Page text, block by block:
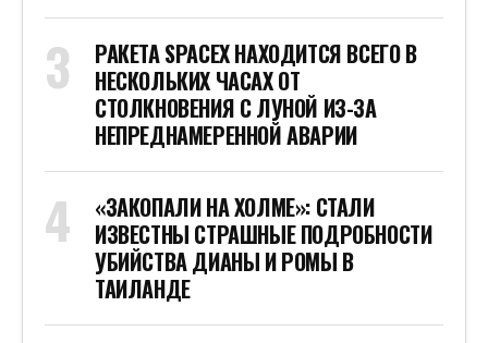
РАКЕТА SPACEX НАХОДИТСЯ ВСЕГО В
НЕСКОЛЬКИХ ЧАСАХ ОТ
СТОЛКНОВЕНИЯ С ЛУНОЙ ИЗ-ЗА
НЕПРЕДНАМЕРЕННОЙ АВАРИИ
«ЗАКОПАЛИ НА ХОЛМЕ»: СТАЛИ
ИЗВЕСТНЫ СТРАШНЫЕ ПОДРОБНОСТИ
УБИЙСТВА ДИАНЫ И РОМЫ В
ТАИЛАНДЕ